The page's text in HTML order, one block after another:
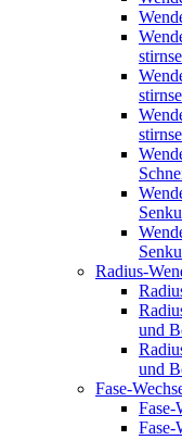
Radius-
und
und
Fase-
Fase-
Fase-